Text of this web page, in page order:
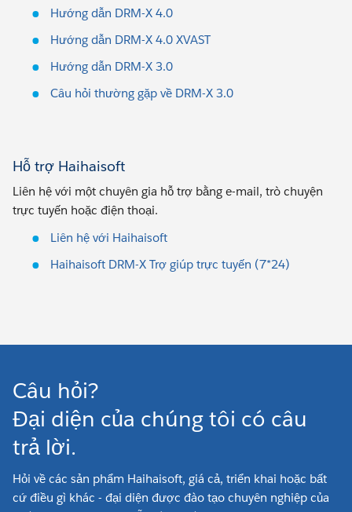
Hướng dẫn DRM-X 4.0
Hướng dẫn DRM-X 4.0 XVAST
Hướng dẫn DRM-X 3.0
Câu hỏi thường gặp về DRM-X 3.0
Hỗ trợ Haihaisoft
Liên hệ với một chuyên gia hỗ trợ bằng e-mail, trò chuyện
trực tuyến hoặc điện thoại.
Liên hệ với Haihaisoft
Haihaisoft DRM-X Trợ giúp trực tuyến (7*24)
Câu hỏi?
Đại diện của chúng tôi có câu
trả lời.
Hỏi về các sản phẩm Haihaisoft, giá cả, triển khai hoặc bất
cứ điều gì khác - đại diện được đào tạo chuyên nghiệp của